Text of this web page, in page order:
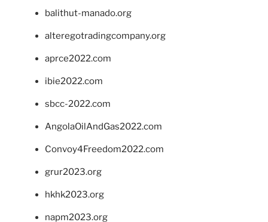
balithut-manado.org
alteregotradingcompany.org
aprce2022.com
ibie2022.com
sbcc-2022.com
AngolaOilAndGas2022.com
Convoy4Freedom2022.com
grur2023.org
hkhk2023.org
napm2023.org